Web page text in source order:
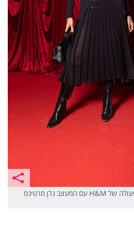
ג'ני צ'רוואני בחשיפת קולקציית שיתוף הפעולה של H&M עם המעצב גלן מרטינס